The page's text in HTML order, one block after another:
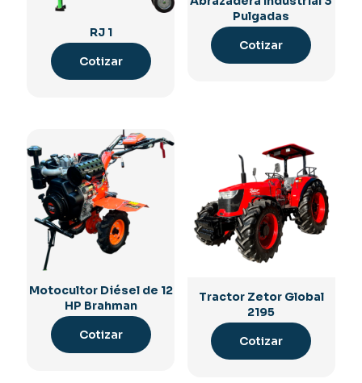
RJ 1
Cotizar
Pulgadas
Cotizar
Motocultor Diésel de 12
HP Brahman
Cotizar
Tractor Zetor Global
2195
Cotizar